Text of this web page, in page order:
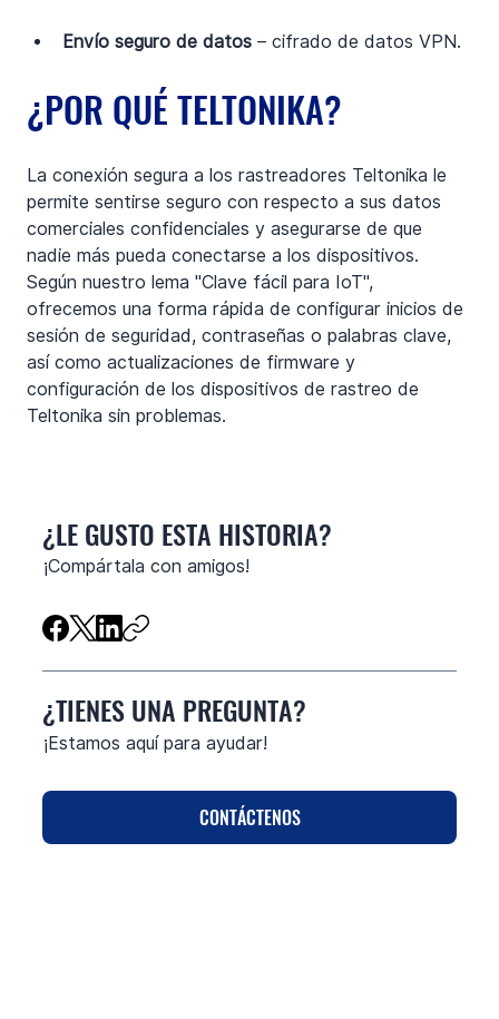
Envío seguro de datos – cifrado de datos VPN.
¿POR QUÉ TELTONIKA?
La conexión segura a los rastreadores Teltonika le
permite sentirse seguro con respecto a sus datos
comerciales confidenciales y asegurarse de que
nadie más pueda conectarse a los dispositivos.
Según nuestro lema "Clave fácil para IoT",
ofrecemos una forma rápida de configurar inicios de
sesión de seguridad, contraseñas o palabras clave,
así como actualizaciones de firmware y
configuración de los dispositivos de rastreo de
Teltonika sin problemas.
¿LE GUSTO ESTA HISTORIA?
​¡Compártala con amigos!
¿TIENES UNA PREGUNTA?
¡Estamos aquí para ayudar!
CONTÁCTENOS